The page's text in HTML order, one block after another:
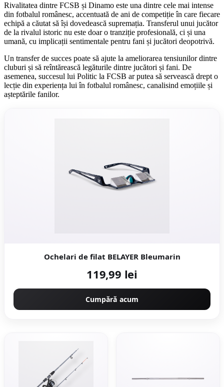
Rivalitatea dintre FCSB și Dinamo este una dintre cele mai intense
din fotbalul românesc, accentuată de ani de competiție în care fiecare
echipă a căutat să își dovedească supremația. Transferul unui jucător
de la rivalul istoric nu este doar o tranziție profesională, ci și una
umană, cu implicații sentimentale pentru fani și jucători deopotrivă.
Un transfer de succes poate să ajute la ameliorarea tensiunilor dintre
cluburi și să reîntărească legăturile dintre jucători și fani. De
asemenea, succesul lui Politic la FCSB ar putea să servească drept o
lecție din experiența lui în fotbalul românesc, canalisind emoțiile și
așteptările fanilor.
Ochelari de filat BELAYER Bleumarin
119,99 lei
Cumpără acum